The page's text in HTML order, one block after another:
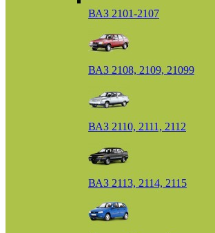
ВАЗ 2101-2107
ВАЗ 2108, 2109, 21099
ВАЗ 2110, 2111, 2112
ВАЗ 2113, 2114, 2115